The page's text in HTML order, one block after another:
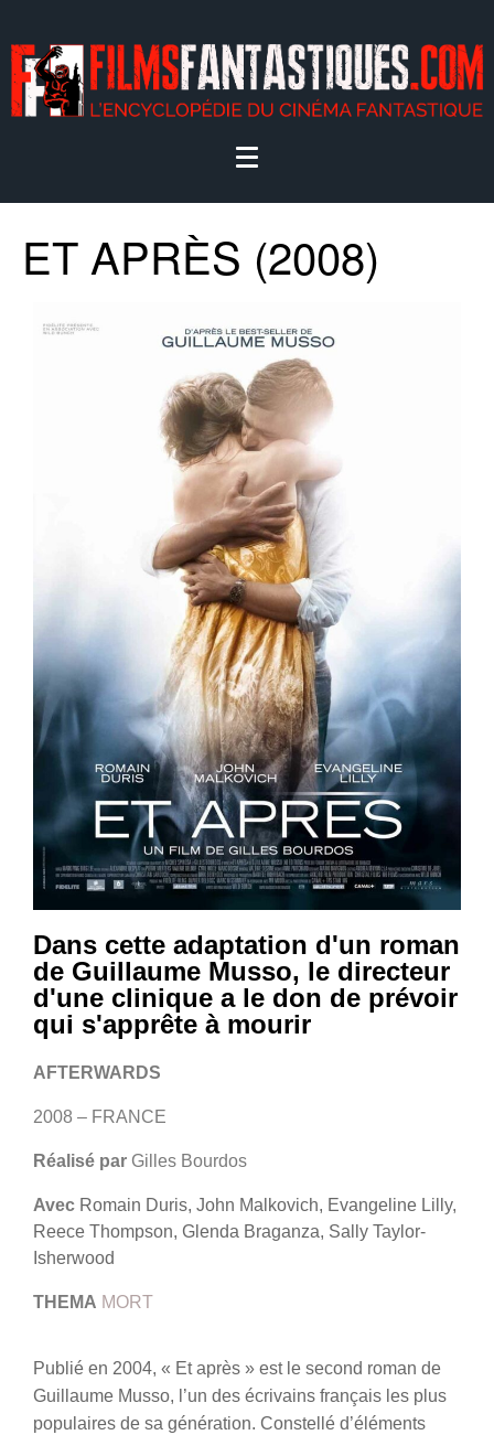
ET APRÈS (2008)
Dans cette adaptation d'un roman
de Guillaume Musso, le directeur
d'une clinique a le don de prévoir
qui s'apprête à mourir
AFTERWARDS
2008 – FRANCE
Réalisé par Gilles Bourdos
Avec Romain Duris, John Malkovich, Evangeline Lilly,
Reece Thompson, Glenda Braganza, Sally Taylor-
Isherwood
THEMA MORT
Publié en 2004, « Et après » est le second roman de
Guillaume Musso, l’un des écrivains français les plus
populaires de sa génération. Constellé d’éléments